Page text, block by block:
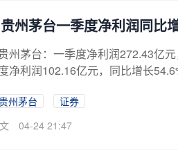
州茅台一季度净利润同比
州茅台：一季度净利润272.43亿
净利润102.16亿元，同比增长
州茅台
证券
04-24 21:47